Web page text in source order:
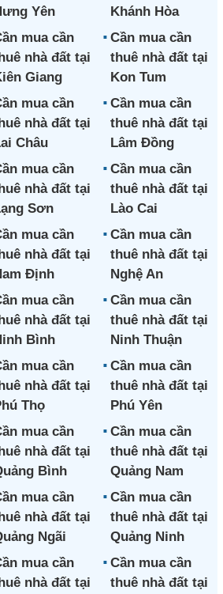
Yên
Khánh Hòa
mua cần
nhà đất tại
Giang
Cần mua cần
thuê nhà đất tại
Kon Tum
mua cần
nhà đất tại
Châu
Cần mua cần
thuê nhà đất tại
Lâm Đồng
mua cần
nhà đất tại
Sơn
Cần mua cần
thuê nhà đất tại
Lào Cai
mua cần
nhà đất tại
Định
Cần mua cần
thuê nhà đất tại
Nghệ An
mua cần
nhà đất tại
Bình
Cần mua cần
thuê nhà đất tại
Ninh Thuận
mua cần
nhà đất tại
Thọ
Cần mua cần
thuê nhà đất tại
Phú Yên
mua cần
nhà đất tại
Bình
Cần mua cần
thuê nhà đất tại
Quảng Nam
mua cần
nhà đất tại
Ngãi
Cần mua cần
thuê nhà đất tại
Quảng Ninh
mua cần
nhà đất tại
Cần mua cần
thuê nhà đất tại